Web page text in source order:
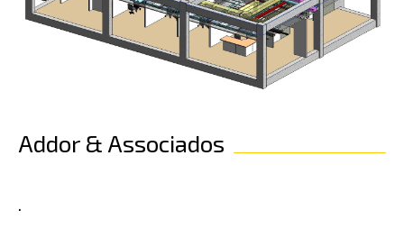
PT EN
Addor & Associados
.